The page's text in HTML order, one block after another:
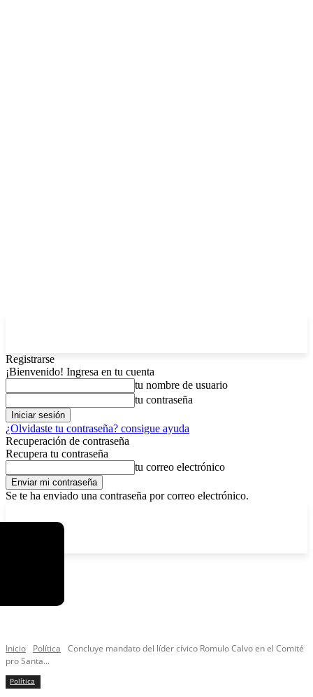
Registrarse
¡Bienvenido! Ingresa en tu cuenta
tu nombre de usuario
tu contraseña
¿Olvidaste tu contraseña? consigue ayuda
Recuperación de contraseña
Recupera tu contraseña
tu correo electrónico
Se te ha enviado una contraseña por correo electrónico.
Inicio Política
Concluye mandato del líder cívico Romulo Calvo en el Comité
pro Santa...
Política